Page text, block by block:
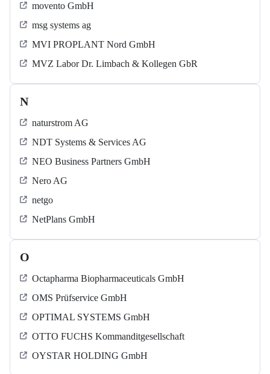
movento GmbH
msg systems ag
MVI PROPLANT Nord GmbH
MVZ Labor Dr. Limbach & Kollegen GbR
N
naturstrom AG
NDT Systems & Services AG
NEO Business Partners GmbH
Nero AG
netgo
NetPlans GmbH
O
Octapharma Biopharmaceuticals GmbH
OMS Prüfservice GmbH
OPTIMAL SYSTEMS GmbH
OTTO FUCHS Kommanditgesellschaft
OYSTAR HOLDING GmbH